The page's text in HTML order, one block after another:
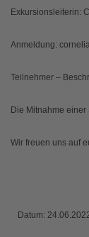
Exkursionsleiterin:
Anmeldung:
Teilnehmer –
Die Mitnahme
Wir freuen uns auf
Datum: